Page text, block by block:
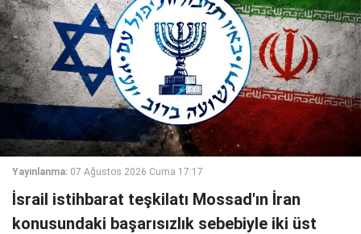
Yayınlanma: 07 Ağustos 2026 Cuma 17:17
İsrail istihbarat teşkilatı Mossad'ın İran
konusundaki başarısızlık sebebiyle iki üst